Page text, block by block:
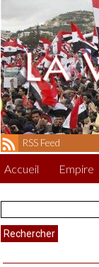
RSS Feed
Accueil Empire
Rechercher :